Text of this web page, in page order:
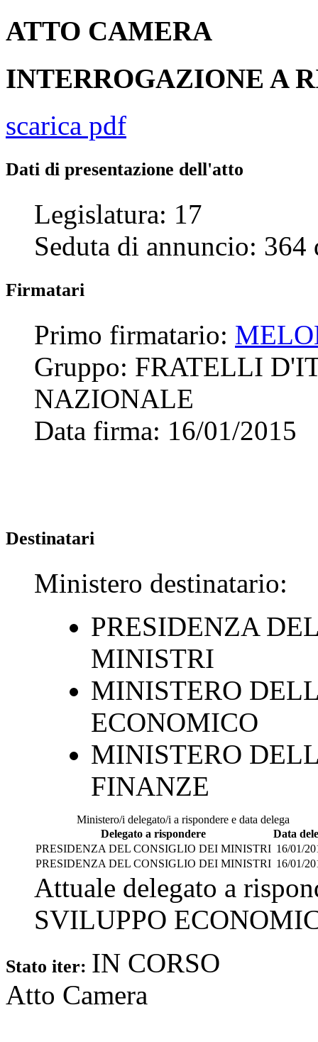
ATTO CAMERA
INTERROGAZIONE A
scarica pdf
Dati di presentazione dell'atto
Legislatura: 17
Seduta di annuncio: 364
Firmatari
Primo firmatario:
Gruppo: FRATELLI
NAZIONALE
Data firma: 16/01/2015
Destinatari
Ministero destinatario:
PRESIDENZA
MINISTRI
MINISTERO
ECONOMICO
MINISTERO
FINANZE
Ministero/i delegato/i a rispondere e data delega
Delegato a rispondere
Data
PRESIDENZA DEL CONSIGLIO DEI MINISTRI 16/01/
PRESIDENZA DEL CONSIGLIO DEI MINISTRI 16/01/
Attuale delegato a
SVILUPPO
Stato iter: IN CORSO
Atto Camera